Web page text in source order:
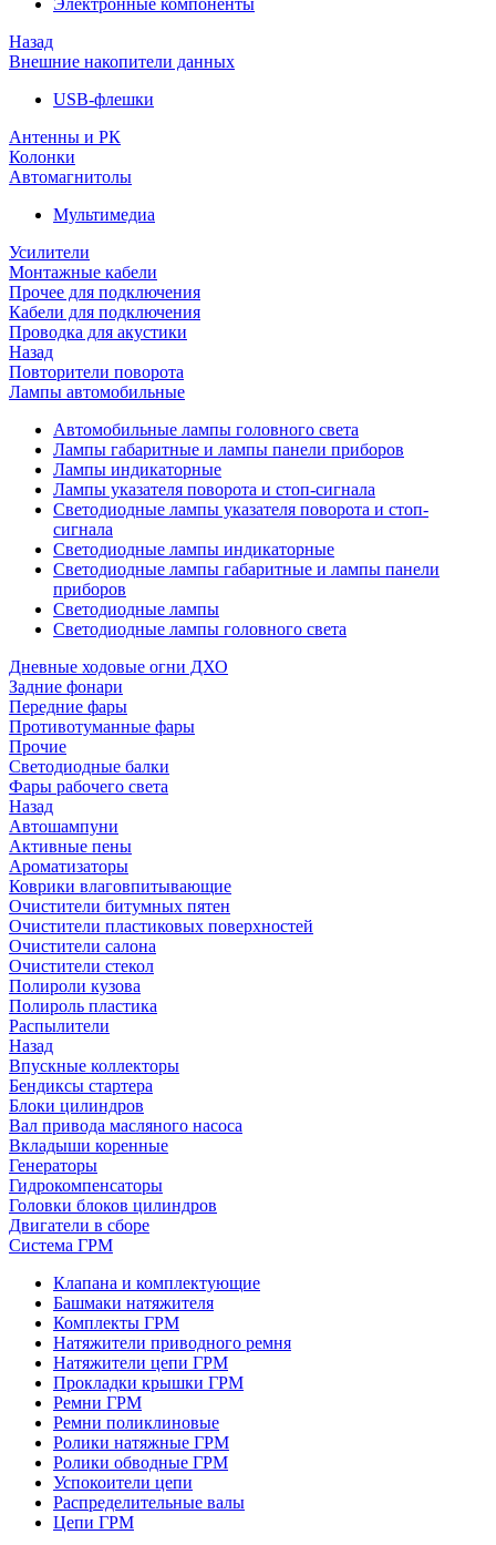
Электронные компоненты
Назад
Внешние накопители данных
USB-флешки
Антенны и РК
Колонки
Автомагнитолы
Мультимедиа
Усилители
Монтажные кабели
Прочее для подключения
Кабели для подключения
Проводка для акустики
Назад
Повторители поворота
Лампы автомобильные
Автомобильные лампы головного света
Лампы габаритные и лампы панели приборов
Лампы индикаторные
Лампы указателя поворота и стоп-сигнала
Светодиодные лампы указателя поворота и стоп-
сигнала
Светодиодные лампы индикаторные
Светодиодные лампы габаритные и лампы панели
приборов
Светодиодные лампы
Светодиодные лампы головного света
Дневные ходовые огни ДХО
Задние фонари
Передние фары
Противотуманные фары
Прочие
Светодиодные балки
Фары рабочего света
Назад
Автошампуни
Активные пены
Ароматизаторы
Коврики влаговпитывающие
Очистители битумных пятен
Очистители пластиковых поверхностей
Очистители салона
Очистители стекол
Полироли кузова
Полироль пластика
Распылители
Назад
Впускные коллекторы
Бендиксы стартера
Блоки цилиндров
Вал привода масляного насоса
Вкладыши коренные
Генераторы
Гидрокомпенсаторы
Головки блоков цилиндров
Двигатели в сборе
Система ГРМ
Клапана и комплектующие
Башмаки натяжителя
Комплекты ГРМ
Натяжители приводного ремня
Натяжители цепи ГРМ
Прокладки крышки ГРМ
Ремни ГРМ
Ремни поликлиновые
Ролики натяжные ГРМ
Ролики обводные ГРМ
Успокоители цепи
Распределительные валы
Цепи ГРМ